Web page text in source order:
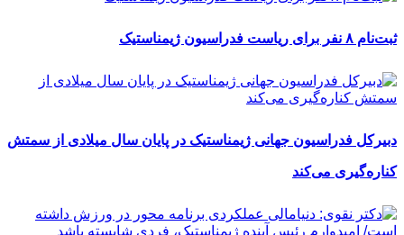
ثبت‌نام ۸ نفر برای ریاست فدراسیون ژیمناستیک
دبیرکل فدراسیون جهانی ژیمناستیک در پایان سال میلادی از سمتش
کناره‌گیری می‌کند